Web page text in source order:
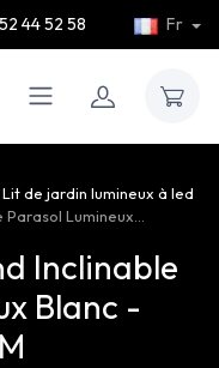
44 52 58 Fr
Lit de jardin lumineux à led
Lumineux...
Inclinable
Blanc -